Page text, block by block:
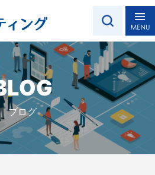
ブログ